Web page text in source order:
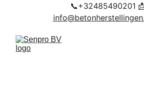
📞+32485490201